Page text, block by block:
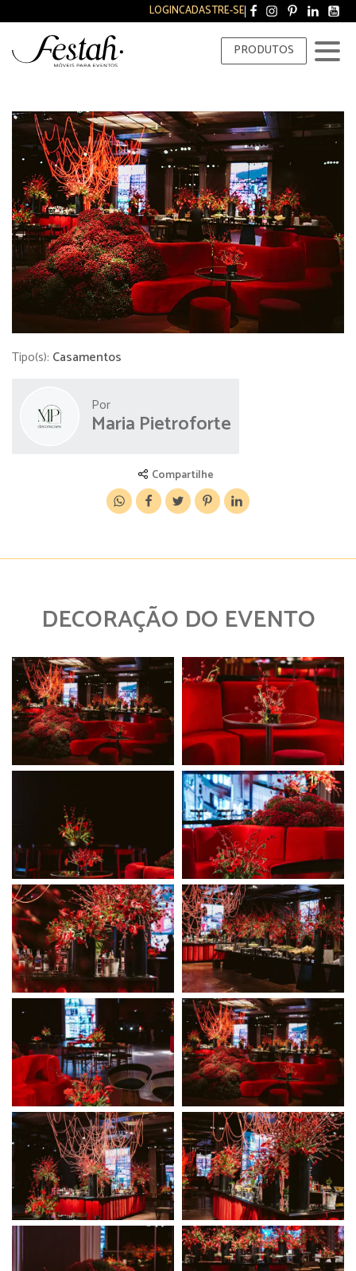
LOGINCADASTRE-SE
PRODUTOS
Tipo(s): Casamentos
Por
Maria Pietroforte
Compartilhe
DECORAÇÃO DO EVENTO